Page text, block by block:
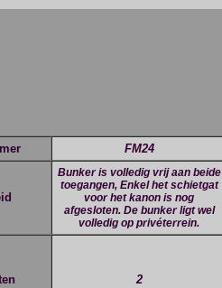
FM24
Bunker is volledig vrij aan beide
toegangen, Enkel het schietgat
voor het kanon is nog
afgesloten. De bunker ligt wel
volledig op privéterrein.
2